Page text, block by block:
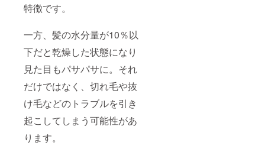
特徴です。
一方、髪の水分量が10％以
下だと乾燥した状態になり
見た目もパサパサに。それ
だけではなく、切れ毛や抜
け毛などのトラブルを引き
起こしてしまう可能性があ
ります。